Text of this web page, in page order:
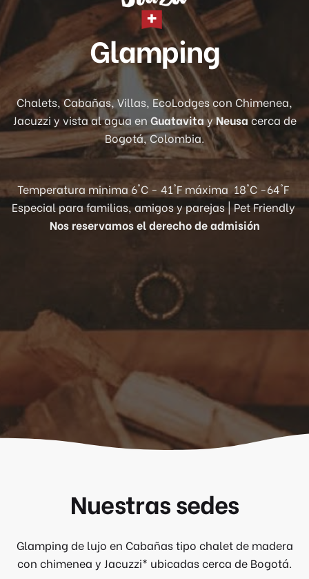
Glamping
Chalets, Cabañas, Villas, EcoLodges con Chimenea,
Jacuzzi y vista al agua en GuatavitayNeusacerca de
Bogotá, Colombia.
Temperatura minima 6°C - 41°F máxima 18°C -64°F
Especial para familias, amigos y parejas | Pet Friendly
Nos reservamos el derecho de admisión
Nuestras sedes
Glamping de lujo en Cabañas tipo chalet de madera
con chimenea y Jacuzzi* ubicadas cerca de Bogotá.